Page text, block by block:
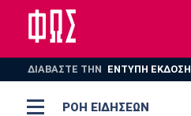
ΔΙΑΒΑΣΤΕ THN ΕΝΤΥΠΗ ΕΚΔΟΣΗ
ΡΟΗ ΕΙΔΗΣΕΩΝ